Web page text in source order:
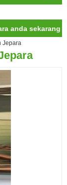
juga.
Jepara